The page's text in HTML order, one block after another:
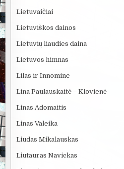
Lietuvaičiai
Lietuviškos dainos
Lietuvių liaudies daina
Lietuvos himnas
Lilas ir Innomine
Lina Paulauskaitė – Klovienė
Linas Adomaitis
Linas Valeika
Liudas Mikalauskas
Liutauras Navickas